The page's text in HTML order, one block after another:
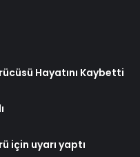
Hayatını Kaybetti
için uyarı yaptı